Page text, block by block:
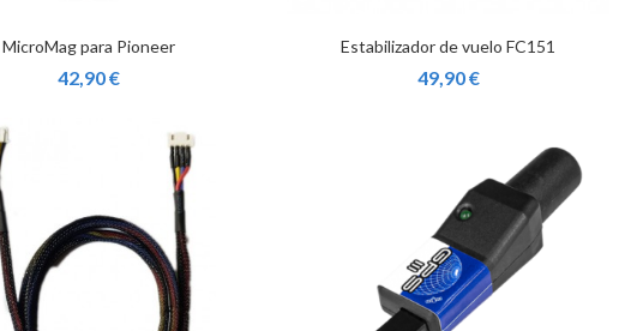
MicroMag para Pioneer
42,90 €
Estabilizador de vuelo FC151
49,90 €